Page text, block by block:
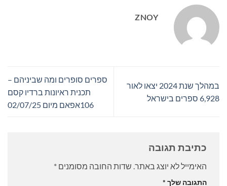
ZNOY
במהלך שנת 2024 יצאו לאור
6,928 ספרים בישראל
ספרים סופרים ומה שביניהם –
תכנית ראיונות ברדיו קסם
106אפאם מיום 02/07/25
כתיבת תגובה
האימייל לא יוצג באתר. שדות החובה מסומנים *
התגובה שלך *